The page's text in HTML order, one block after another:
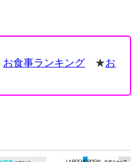
お食事ランキング★お